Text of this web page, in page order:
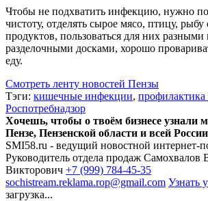
Чтобы не подхватить инфекцию, нужно
чистоту, отделять сырое мясо, птицу,
продуктов, пользоваться для них
разделочными досками, хорошо
еду.
Смотреть ленту новостей Пензы
Тэги: кишечные инфекции,
Роспотребнадзор
Хочешь, чтобы о твоём бизнесе узнали
Пензе, Пензенской области и всей
SMI58.ru - ведущий новостной интернет-
Руководитель отдела продаж Самохвалов
Викторович +7 (999) 784-45-35
sochistream.reklama.rop@gmail.com Узнать
загрузка...